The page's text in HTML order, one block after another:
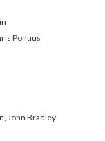
Pontius
John Bradley